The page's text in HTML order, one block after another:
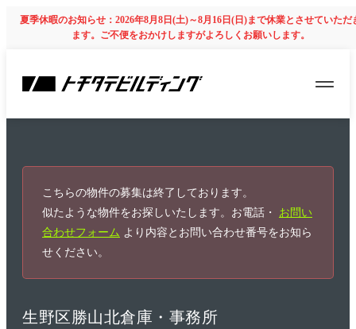
夏季休暇のお知らせ：2026年8月8日(土)～8月16日(日)まで休業とさせていただ
ます。ご不便をおかけしますがよろしくお願いします。
こちらの物件の募集は終了しております。
似たような物件をお探しいたします。お電話・ お問い
合わせフォーム より内容とお問い合わせ番号をお知ら
せください。
生野区勝山北倉庫・事務所